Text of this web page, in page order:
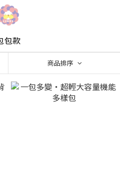
包款
商品排序